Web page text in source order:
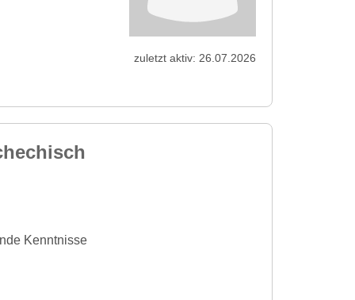
zuletzt aktiv: 26.07.2026
Kenntnisse